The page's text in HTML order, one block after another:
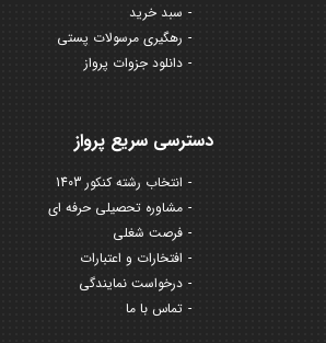
سبد خرید
رهگیری مرسولات پستی
دانلود جزوات پرواز
دسترسی سریع پرواز
انتخاب رشته کنکور 1403
مشاوره تحصیلی حرفه ای
فرصت شغلی
افتخارات و اعتبارات
درخواست نمایندگی
تماس با ما